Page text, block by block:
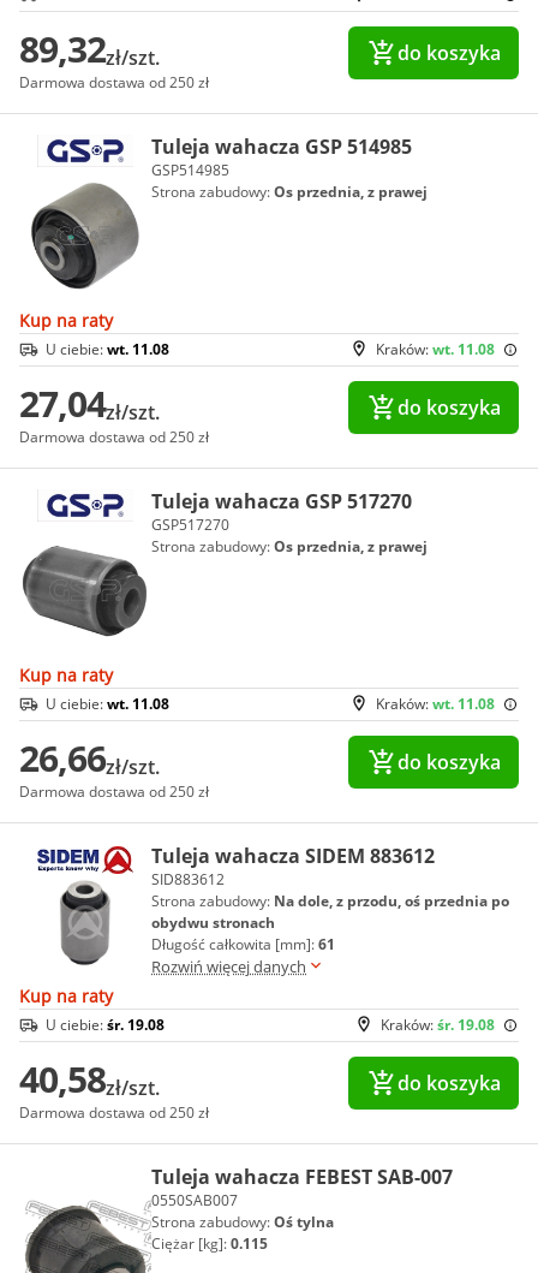
89,32zł/szt.
Darmowa dostawa od 250 zł
do koszyka
Tuleja wahacza GSP 514985
GSP514985
Strona zabudowy:Os przednia, z prawej
Kup na raty
Kraków:wt. 11.08
U ciebie:wt. 11.08
27,04zł/szt.
Darmowa dostawa od 250 zł
do koszyka
Tuleja wahacza GSP 517270
GSP517270
Strona zabudowy:Os przednia, z prawej
Kup na raty
Kraków:wt. 11.08
U ciebie:wt. 11.08
26,66zł/szt.
Darmowa dostawa od 250 zł
do koszyka
Tuleja wahacza SIDEM 883612
SID883612
Strona zabudowy: Na dole, z przodu, oś przednia po
obydwu stronach
Długość całkowita [mm]:61
Rozwiń więcej danych
Kup na raty
Kraków:śr. 19.08
U ciebie:śr. 19.08
40,58zł/szt.
Darmowa dostawa od 250 zł
do koszyka
Tuleja wahacza FEBEST SAB-007
0550SAB007
Strona zabudowy:Oś tylna
Ciężar [kg]:0.115